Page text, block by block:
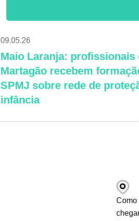
09.05.26
Maio Laranja: profissionais
Martagão recebem
SPMJ sobre rede de
infância
Como